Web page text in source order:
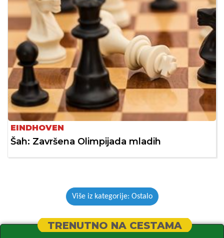
EINDHOVEN
Šah: Završena Olimpijada mladih
Više iz kategorije: Ostalo
TRENUTNO NA CESTAMA